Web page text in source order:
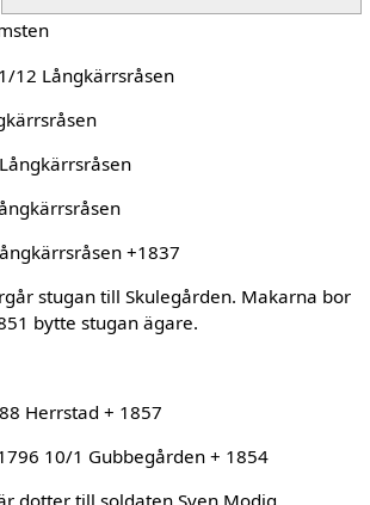
12 Långkärrsråsen
+1837
stugan till Skulegården. Makarna bor
bytte stugan ägare.
Herrstad + 1857
10/1 Gubbegården + 1854